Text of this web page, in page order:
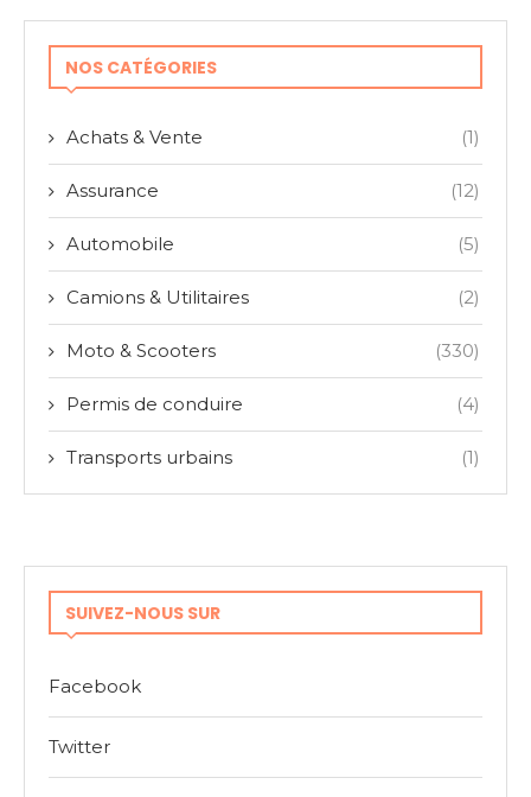
NOS CATÉGORIES
Achats & Vente (1)
Assurance (12)
Automobile (5)
Camions & Utilitaires (2)
Moto & Scooters (330)
Permis de conduire (4)
Transports urbains (1)
SUIVEZ-NOUS SUR
Facebook
Twitter